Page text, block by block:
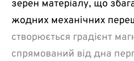
зерен матеріалу, що
жодних механічних
створюється градієнт
спрямований від дна